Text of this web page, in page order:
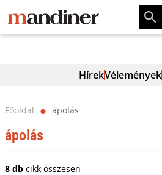
HírekVélemények
Főoldal ⬤ ápolás
ápolás
8 dbcikk összesen